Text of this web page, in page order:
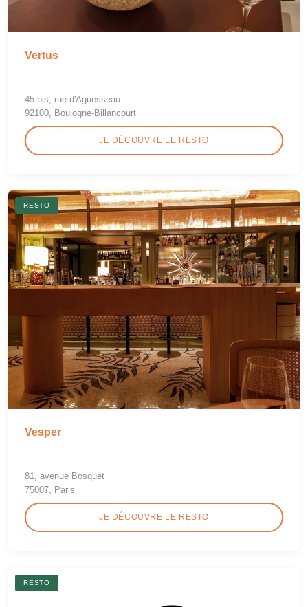
Vertus
45 bis, rue d'Aguesseau
92100, Boulogne-Billancourt
JE DÉCOUVRE LE RESTO
RESTO
Vesper
81, avenue Bosquet
75007, Paris
JE DÉCOUVRE LE RESTO
RESTO